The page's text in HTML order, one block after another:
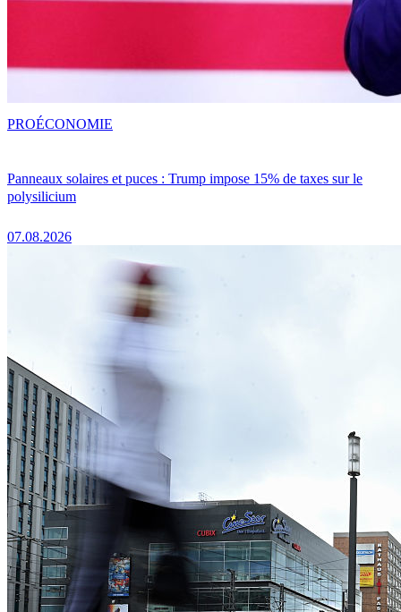
Panneaux solaires et puces : Trump impose 15% de taxes sur le
polysilicium
07.08.2026
PROÉCONOMIE